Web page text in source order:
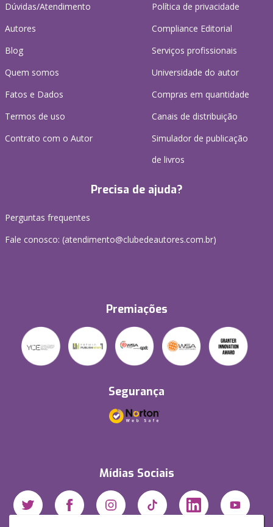
Dúvidas/Atendimento
Autores
Blog
Quem somos
Fatos e Dados
Termos de uso
Contrato com o Autor
Política de privacidade
Compliance Editorial
Serviços profissionais
Universidade do autor
Compras em quantidade
Canais de distribuição
Simulador de publicação
de livros
Precisa de ajuda?
Perguntas frequentes
Fale conosco: (atendimento@clubedeautores.com.br)
Premiações
Segurança
Mídias Sociais